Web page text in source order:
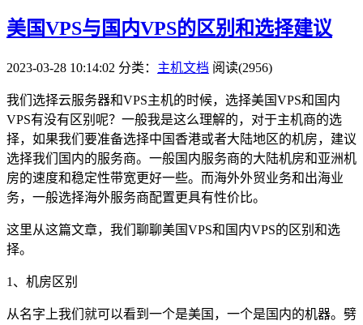
美国VPS与国内VPS的区别和选择建议
2023-03-28 10:14:02 分类： 主机文档 阅读(2956)
我们选择云服务器和VPS主机的时候，选择美国VPS和国内
VPS有没有区别呢？一般我是这么理解的，对于主机商的选
择，如果我们要准备选择中国香港或者大陆地区的机房，建议
选择我们国内的服务商。一般国内服务商的大陆机房和亚洲机
房的速度和稳定性带宽更好一些。而海外外贸业务和出海业
务，一般选择海外服务商配置更具有性价比。
这里从这篇文章，我们聊聊美国VPS和国内VPS的区别和选
择。
1、机房区别
从名字上我们就可以看到一个是美国，一个是国内的机器。劈